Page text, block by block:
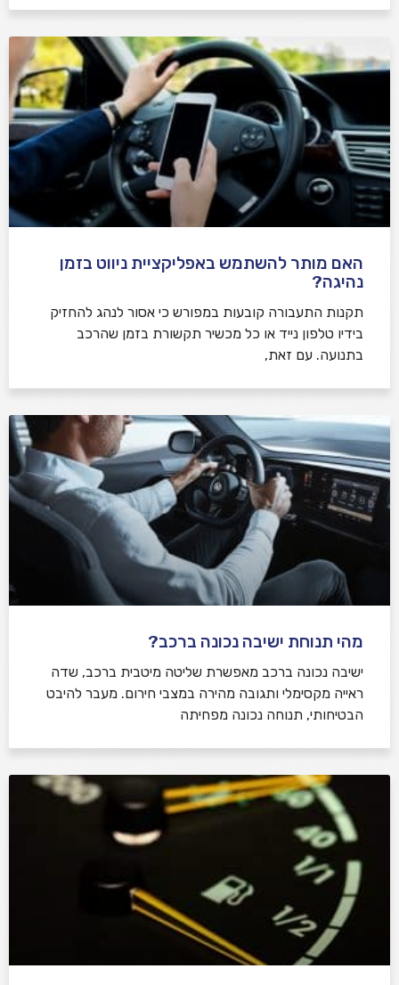
האם מותר להשתמש באפליקציית ניווט בזמן
נהיגה?
תקנות התעבורה קובעות במפורש כי אסור לנהג להחזיק
בידיו טלפון נייד או כל מכשיר תקשורת בזמן שהרכב
בתנועה. עם זאת,
מהי תנוחת ישיבה נכונה ברכב?
ישיבה נכונה ברכב מאפשרת שליטה מיטבית ברכב, שדה
ראייה מקסימלי ותגובה מהירה במצבי חירום. מעבר להיבט
הבטיחותי, תנוחה נכונה מפחיתה